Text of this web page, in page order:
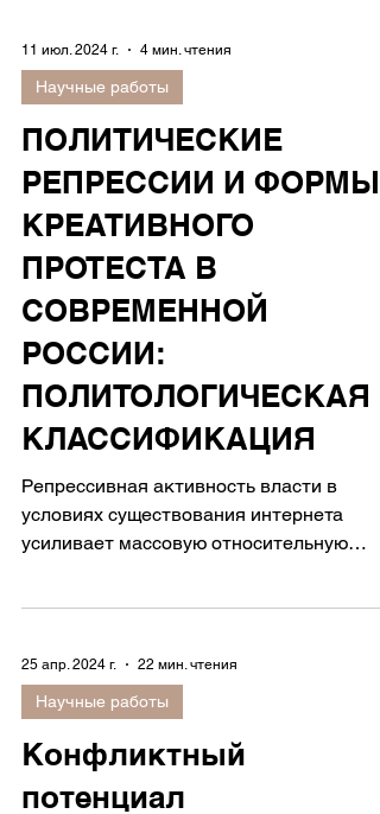
11 июл. 2024 г. 4 мин. чтения
Научные работы
ПОЛИТИЧЕСКИЕ
РЕПРЕССИИ И ФОРМЫ
КРЕАТИВНОГО
ПРОТЕСТА В
СОВРЕМЕННОЙ
РОССИИ:
ПОЛИТОЛОГИЧЕСКАЯ
КЛАССИФИКАЦИЯ
25 апр. 2024 г. 22 мин. чтения
Научные работы
Конфликтный